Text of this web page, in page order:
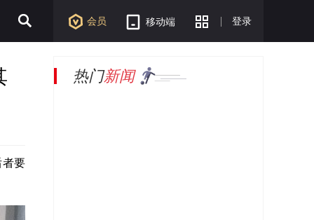
会员 移动端 登录
要
热门新闻